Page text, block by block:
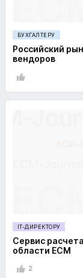
БУХГАЛТЕРУ
Российский
вендоров
IT-ДИРЕКТОРУ
Сервис
области ECM
2